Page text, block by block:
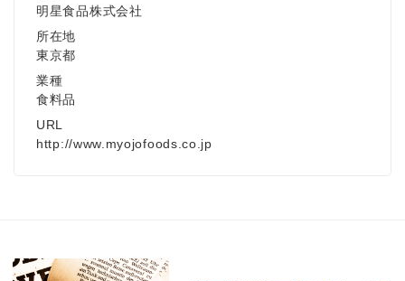
明星食品株式会社
所在地
東京都
業種
食料品
URL
http://www.myojofoods.co.jp